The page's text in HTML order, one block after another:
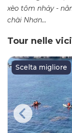
xèo tôm nhảy -
chài Nhơn...
Tour nelle
Scelta migliore